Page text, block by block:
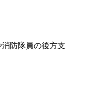
防隊員の後方支